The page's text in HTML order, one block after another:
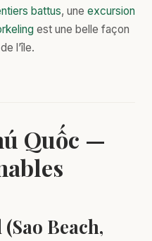
battus, une excursion
est une belle façon
l’île.
Quốc —
Beach,